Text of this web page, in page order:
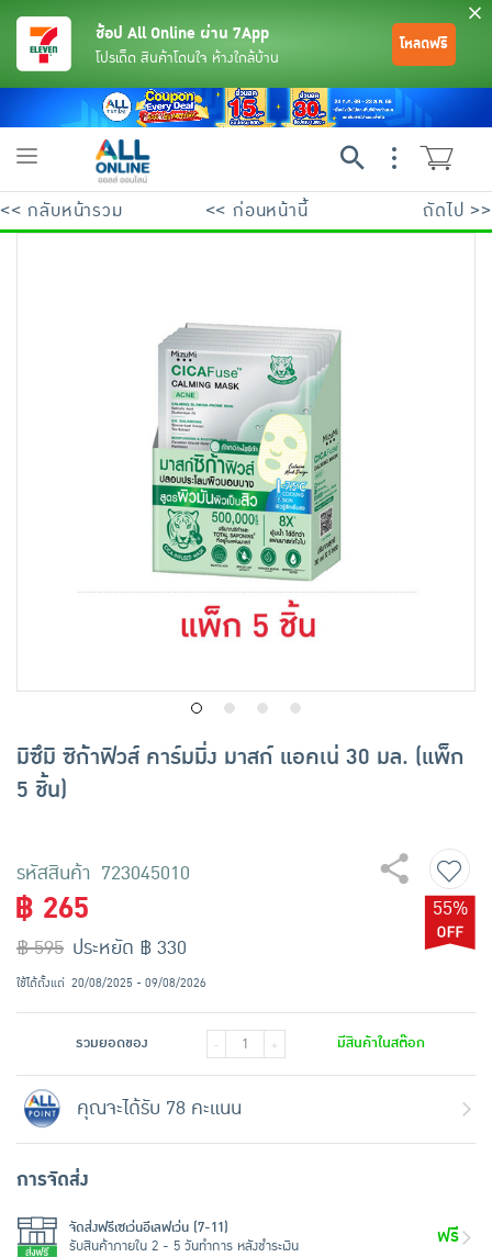
ขนมขบเคี้ยว และช็อคโกแลต
ช้อป All Online ผ่าน 7App
โปรเด็ด สินค้าโดนใจ ห้างใกล้บ้าน
โหลดฟรี
Toggle
<< กลับหน้ารวม << ก่อนหน้านี้ ถัดไป >>
มิซึมิ ซิก้าฟิวส์ คาร์มมิ่ง มาสก์ แอคเน่ 30 มล. (แพ็ก
5 ชิ้น)
รหัสสินค้า 723045010
฿ 265
฿ 595
55%
ประหยัด ฿ 330
ใช้ได้ตั้งแต่ 20/08/2025 - 09/08/2026
รวมยอดของ - + มีสินค้าในสต๊อก
คุณจะได้รับ 78 คะแนน
การจัดส่ง
จัดส่งฟรีเซเว่นอีเลฟเว่น (7-11)
รับสินค้าภายใน 2 - 5 วันทำการ หลังชำระเงิน
ฟรี